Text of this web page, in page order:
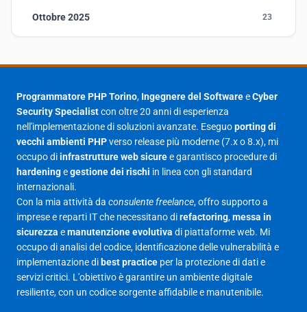
Ottobre 2025 23
Agosto 2025 1
23
Giugno 2025
Maggio 2025 27
Aprile 2025
Marzo 2025
Febbraio 2025 17
Gennaio 2025
Giugno 2023
Maggio 2023
Programmatore PHP Torino, Ingegnere del SoftwareeCyber
Security Specialistcon oltre 20 anni di esperienza
nell'implementazione di soluzioni avanzate. Eseguoporting di
vecchi ambienti PHPverso release più moderne (7.x o 8.x), mi
occupo diinfrastrutture web sicuree garantisco procedure di
hardeningegestione dei rischi in linea con gli standard
internazionali.
Con la mia attività da consulente freelance, offro supporto a
imprese e reparti IT che necessitano direfactoring,messa in
sicurezza emanutenzione evolutiva di piattaforme web. Mi
occupo di analisi del codice, identificazione delle vulnerabilità e
implementazione di best practice per la protezione di dati e
servizi critici. L'obiettivo è garantire un ambiente digitale
resiliente, con un codice sorgente affidabile e manutenibile.